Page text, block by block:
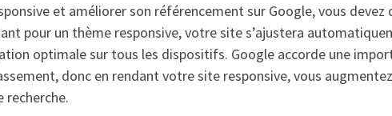
et améliorer son référencement sur Google, vous
pour un thème responsive, votre site s’ajustera
optimale sur tous les dispositifs. Google accorde une
donc en rendant votre site responsive, vous